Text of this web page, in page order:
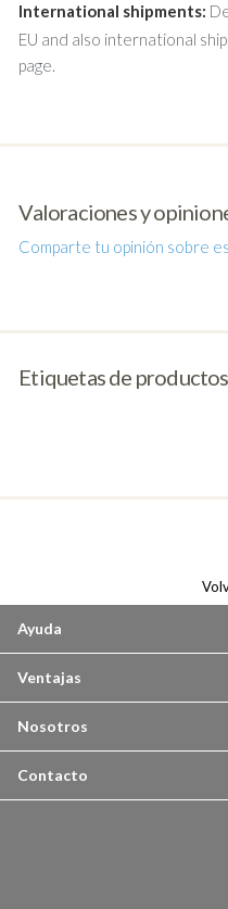
International shipments:
EU and also international
page.
Valoraciones y
Comparte tu opinión sobre
Etiquetas de productos
Ayuda
Ventajas
Nosotros
Contacto